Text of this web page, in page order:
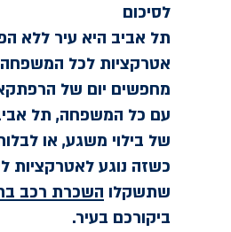
לסיכום
תל אביב היא עיר ללא
אטרקציות לכל המשפחה,
מחפשים יום של
עם כל המשפחה, תל
של בילוי משגע, או
כשזה נוגע לאטרקציות
שתשקלו השכרת רכב
ביקורכם בעיר.